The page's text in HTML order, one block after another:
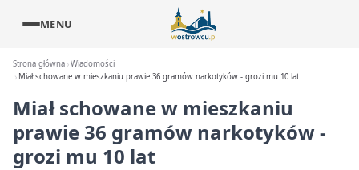
MENU
Strona główna Wiadomości
Miał schowane w mieszkaniu prawie 36 gramów narkotyków - grozi mu 10 lat
Miał schowane w mieszkaniu
prawie 36 gramów narkotyków -
grozi mu 10 lat